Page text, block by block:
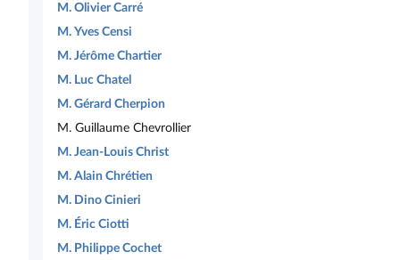
M. Olivier Carré
M. Yves Censi
M. Jérôme Chartier
M. Luc Chatel
M. Gérard Cherpion
M. Guillaume Chevrollier
M. Jean-Louis Christ
M. Alain Chrétien
M. Dino Cinieri
M. Éric Ciotti
M. Philippe Cochet